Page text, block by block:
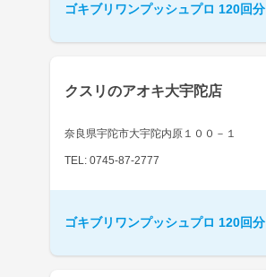
ゴキブリワンプッシュプロ 120回分
クスリのアオキ大宇陀店
奈良県宇陀市大宇陀内原１００－１
TEL: 0745-87-2777
ゴキブリワンプッシュプロ 120回分